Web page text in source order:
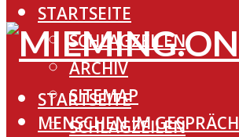
STARTSEITE
SCHLAGZEILEN
ARCHIV
SITEMAP
MENSCHEN IM GESPRÄCH
STARTSEITE
SCHLAGZEILEN